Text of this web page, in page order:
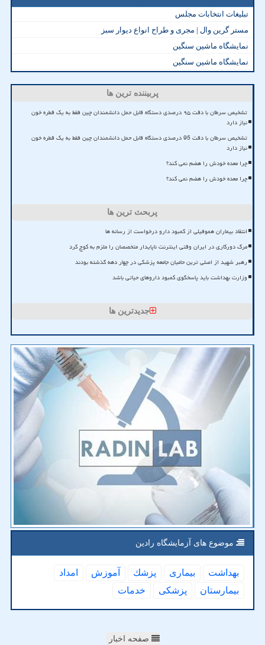
تبلیغات انتخابات مجلس
مستر گرین وال | مجری و طراح انواع دیوار سبز
نمایشگاه ماشین سنگین
نمایشگاه ماشین سنگین
پربیننده ترین ها
تشخیص سرطان با دقت ۹۵ درصدی دستگاه قابل حمل دانشمندان چین فقط به یک قطره خون
نیاز دارد
تشخیص سرطان با دقت 95 درصدی دستگاه قابل حمل دانشمندان چین فقط به یک قطره خون
نیاز دارد
چرا معده خودش را هضم نمی کند؟
چرا معده خودش را هضم نمی کند؟
پربحث ترین ها
انتقاد بیماران هموفیلی از کمبود دارو درخواست از رسانه ها
مرگ دورکاری در ایران وقتی اینترنت ناپایدار متخصصان را ملزم به کوچ کرد
رهبر شهید از اصلی ترین حامیان جامعه پزشکی در چهار دهه گذشته بودند
وزارت بهداشت باید پاسخگوی کمبود داروهای حیاتی باشد
جدیدترین ها
موضوع های آزمایشگاه رادین
بهداشت بیماری پزشك آموزش
امداد
بیمارستان
پزشكی خدمات
صفحه اخبار